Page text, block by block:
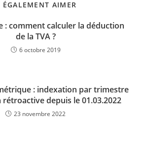
ÉGALEMENT AIMER
: comment calculer la déduction
de la TVA ?
6 octobre 2019
: indexation par trimestre
depuis le 01.03.2022
23 novembre 2022